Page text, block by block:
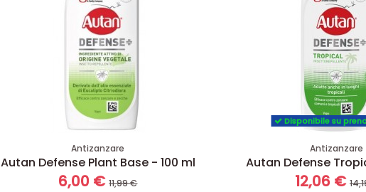
Antizanzare
Autan Defense Plant Base - 100 ml
6,00 €11,99 €
Disponibile su
Antizanzare
Autan Defense
12,06 €